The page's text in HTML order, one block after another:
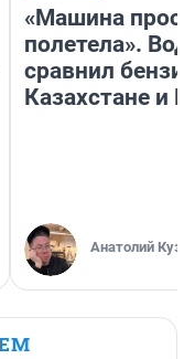
«Машина
полетела».
сравнил
Казахстане и
Анатолий